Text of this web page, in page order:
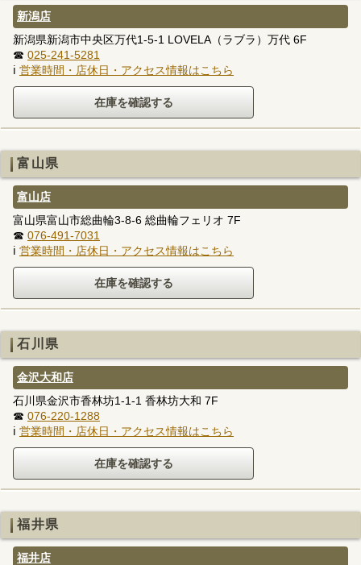
新潟店
新潟県新潟市中央区万代1-5-1 LOVELA（ラブラ）万代 6F
☎ 025-241-5281
ℹ 営業時間・店休日・アクセス情報はこちら
富山県
富山店
富山県富山市総曲輪3-8-6 総曲輪フェリオ 7F
☎ 076-491-7031
ℹ 営業時間・店休日・アクセス情報はこちら
石川県
金沢大和店
石川県金沢市香林坊1-1-1 香林坊大和 7F
☎ 076-220-1288
ℹ 営業時間・店休日・アクセス情報はこちら
福井県
福井店